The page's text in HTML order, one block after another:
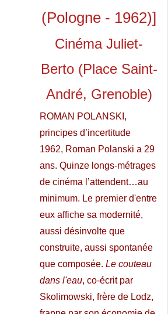
(Pologne - 1962)]
Cinéma Juliet-
Berto (Place Saint-
André, Grenoble)
ROMAN POLANSKI,
principes d’incertitude
1962, Roman Polanski a 29
ans. Quinze longs-métrages
de cinéma l’attendent…au
minimum. Le premier d'entre
eux affiche sa modernité,
aussi désinvolte que
construite, aussi spontanée
que composée.Le couteau
dans l'eau, co-écrit par
Skolimowski, frère de Lodz,